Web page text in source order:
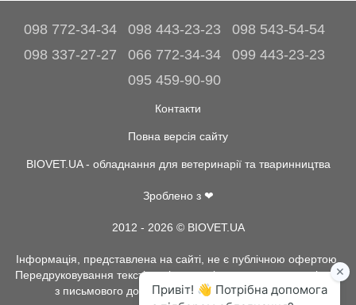
098 772-34-34 098 443-23-23
098 543-54-54
098 337-27-27
066 772-34-34
099 443-23-23
095 459-90-90
Контакти
Повна версія сайту
BIOVET.UA - обладнання для ветеринарії та тваринництва
Зроблено з ❤
2012 - 2026 © BIOVET.UA
Інформація, представлена на сайті, не є публічною офертою.
Передруковування текстів та інше копіювання, можливо тільки
з письмового дозволу адміністрації BIOVET.UA.